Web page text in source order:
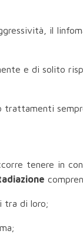
il
e di solito
trattamenti
tenere in
tra di loro;